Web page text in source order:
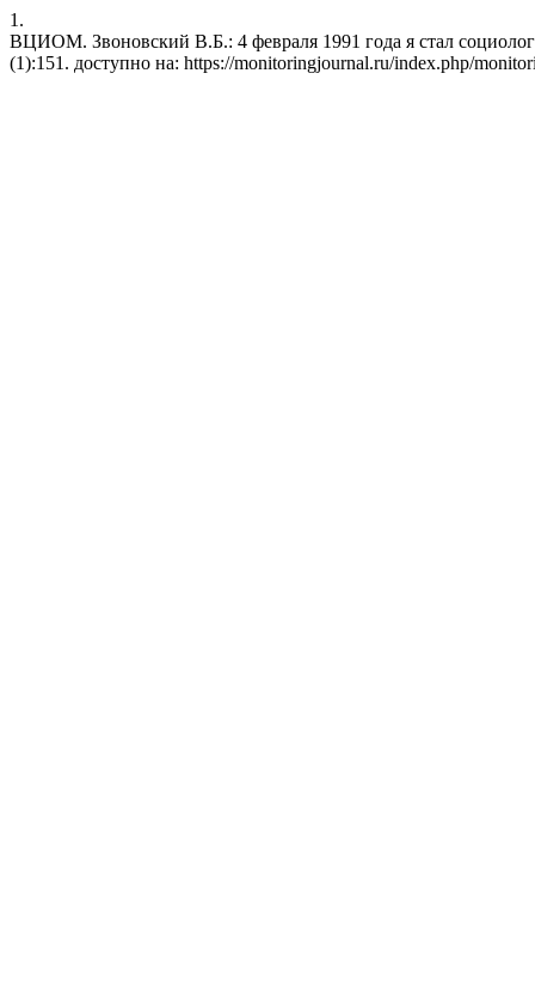
1.
ВЦИОМ. Звоновский В.Б.: 4 февраля 1991 года я стал
(1):151. доступно на: https://monitoringjournal.ru/index.php/